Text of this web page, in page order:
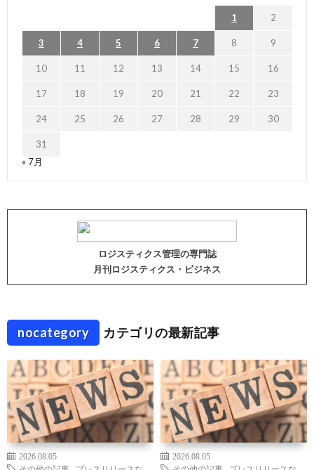
1 2
3 4 5 6 7 8 9
10 11 12 13 14 15 16
17 18 19 20 21 22 23
24 25 26 27 28 29 30
31
« 7月
ロジスティクス管理の専門誌
月刊ロジスティクス・ビジネス
nocategory カテゴリの最新記事
2026.08.05
2026.08.05